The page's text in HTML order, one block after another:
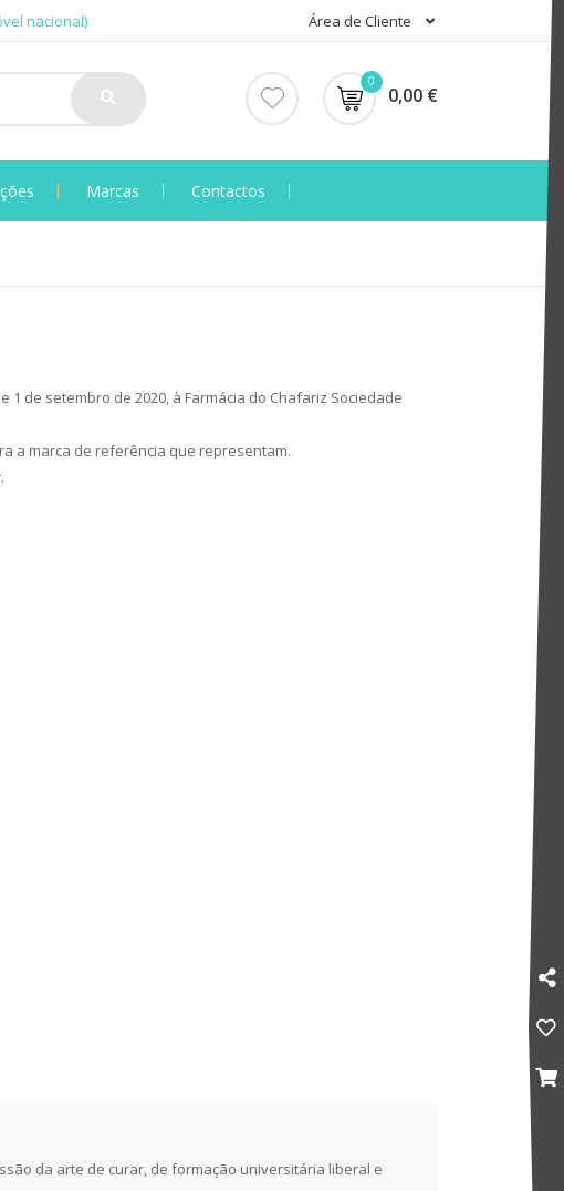
nacional) Área de Cliente
0
0,00 €
Marcas Contactos
1 de setembro de 2020, à Farmácia do Chafariz Sociedade
a marca de referência que representam.
da arte de curar, de formação universitária liberal e